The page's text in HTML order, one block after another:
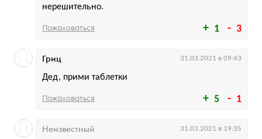
1 3
нерешительно.
Пожаловаться
5 1
Дед, прими таблетки
Гриц 31.03.2021 в 09:43
Пожаловаться
Неизвестный 31.03.2021 в 19:35